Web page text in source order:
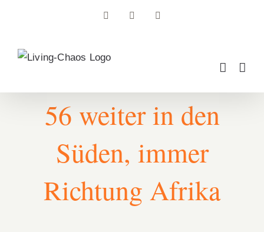
FacebookInstagramPinterest
56 weiter in den
Süden, immer
Richtung Afrika